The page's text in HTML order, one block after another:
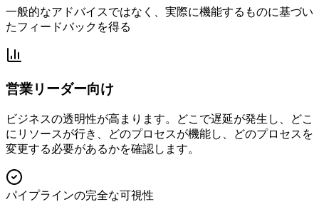
一般的なアドバイスではなく、実際に機能するものに基づい
たフィードバックを得る
営業リーダー向け
ビジネスの透明性が高まります。どこで遅延が発生し、どこ
にリソースが行き、どのプロセスが機能し、どのプロセスを
変更する必要があるかを確認します。
パイプラインの完全な可視性